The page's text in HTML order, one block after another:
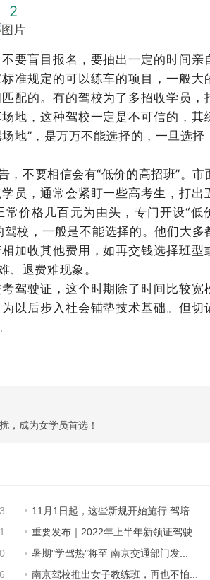
2
要盲目报名，要抽出一定的时间亲
准规定的可以练车的项目，一般大
配的。有的驾校为了多招收学员，
地，这种驾校一定是不可信的，其
地”，是万万不能选择的，一旦选择
不要相信会有“低价的高招班”。市
员，通常会紧盯一些高考生，打出
价格几百元为由头，专门开设“低
校，一般是不能选择的。他们大多
加收其他费用，如再交钱选择班型
、退费难现象。
驾驶证，这个时期除了时间比较宽
以后步入社会铺垫技术基础。但切
，成为女学员首选！
11月1日起，这些新规开始施行 驾培...
重要发布｜2022年上半年新领证驾驶...
暑期"学驾热"将至 南京交通部门发...
南京驾校推出女子教练班，再也不怕...